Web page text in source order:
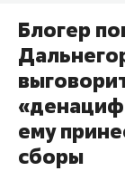
Блогер
ему
сборы